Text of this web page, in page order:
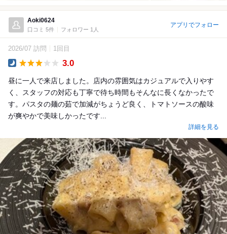
Aoki0624
口コミ 5件 フォロワー 1人
アプリでフォロー
2026/07 訪問 1回目
3.0
昼に一人で来店しました。店内の雰囲気はカジュアルで入りやす
く、スタッフの対応も丁寧で待ち時間もそんなに長くなかったで
す。パスタの麺の茹で加減がちょうど良く、トマトソースの酸味
が爽やかで美味しかったです...
詳細を見る